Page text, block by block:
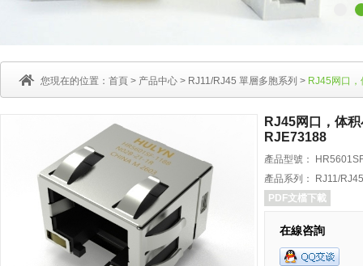
您現在的位置： 首頁 > 产品中心 > RJ11/RJ45 單層多胞系列 > RJ45网口
RJ45网口，体
RJE73188
產品型號：
產品系列： RJ11/
PDF文檔下載
在線咨詢